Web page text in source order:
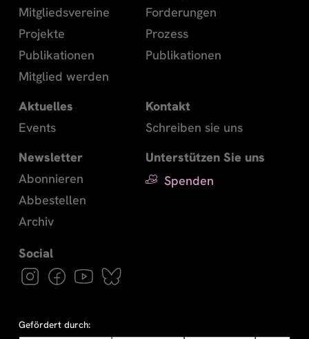
Mitgliedsvereine
Projekte
Publikationen
Mitglied werden
Forderungen
Prozess
Publikationen
Aktuelles
Events
Kontakt
Schreiben sie uns
Newsletter
Abonnieren
Abbestellen
Archiv
Unterstützen Sie uns
Spenden
Gefördert durch: